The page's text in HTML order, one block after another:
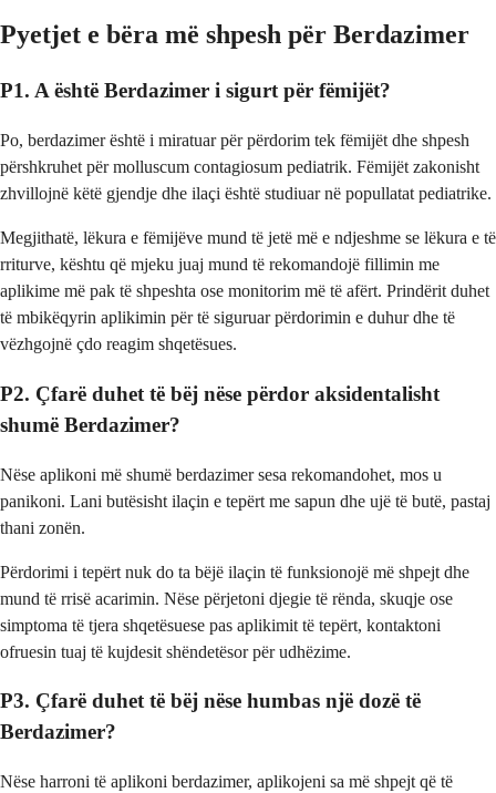
Pyetjet e bëra më shpesh për Berdazimer
P1. A është Berdazimer i sigurt për fëmijët?
Po, berdazimer është i miratuar për përdorim tek fëmijët dhe shpesh
përshkruhet për molluscum contagiosum pediatrik. Fëmijët zakonisht
zhvillojnë këtë gjendje dhe ilaçi është studiuar në popullatat pediatrike.
Megjithatë, lëkura e fëmijëve mund të jetë më e ndjeshme se lëkura e të
rriturve, kështu që mjeku juaj mund të rekomandojë fillimin me
aplikime më pak të shpeshta ose monitorim më të afërt. Prindërit duhet
të mbikëqyrin aplikimin për të siguruar përdorimin e duhur dhe të
vëzhgojnë çdo reagim shqetësues.
P2. Çfarë duhet të bëj nëse përdor aksidentalisht
shumë Berdazimer?
Nëse aplikoni më shumë berdazimer sesa rekomandohet, mos u
panikoni. Lani butësisht ilaçin e tepërt me sapun dhe ujë të butë, pastaj
thani zonën.
Përdorimi i tepërt nuk do ta bëjë ilaçin të funksionojë më shpejt dhe
mund të rrisë acarimin. Nëse përjetoni djegie të rënda, skuqje ose
simptoma të tjera shqetësuese pas aplikimit të tepërt, kontaktoni
ofruesin tuaj të kujdesit shëndetësor për udhëzime.
P3. Çfarë duhet të bëj nëse humbas një dozë të
Berdazimer?
Nëse harroni të aplikoni berdazimer, aplikojeni sa më shpejt që të